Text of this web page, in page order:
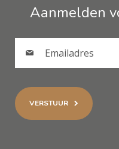
Aanmelden
VERSTUUR